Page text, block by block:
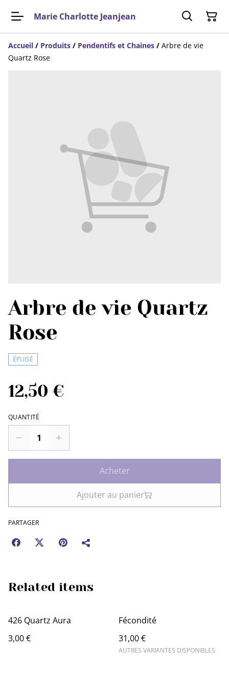
Marie Charlotte Jeanjean
Accueil / Produits / Pendentifs et Chaines / Arbre de vie
Quartz Rose
Arbre de vie Quartz
Rose
ÉPUISÉ
12,50 €
QUANTITÉ
Acheter
Ajouter au panier
PARTAGER
Related items
426 Quartz Aura
3,00 €
Fécondité
31,00 €
AUTRES VARIANTES DISPONIBLES